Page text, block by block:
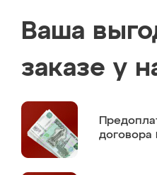
Ваша
заказе у
договора